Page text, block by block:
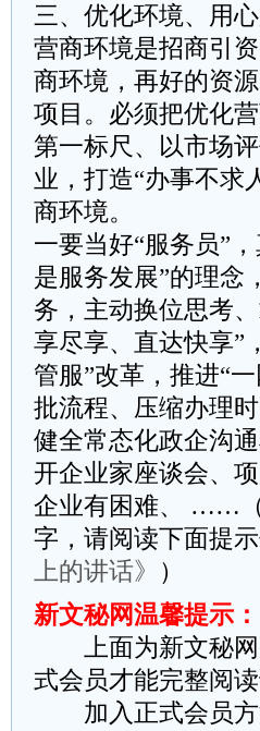
三、优化环境、用
营商环境是招商引
商环境，再好的资
项目。必须把优化
第一标尺、以市场
业，打造“办事不求
商环境。
一要当好“服务员”
是服务发展”的理念
务，主动换位思考
享尽享、直达快享”
管服”改革，推进“
批流程、压缩办理
健全常态化政企沟
开企业家座谈会、
企业有困难、 ……（
字，请阅读下面提示
上的讲话》
）
新文秘网温馨提示：
上面为新文秘网
式会员才能完整阅
加入正式会员方